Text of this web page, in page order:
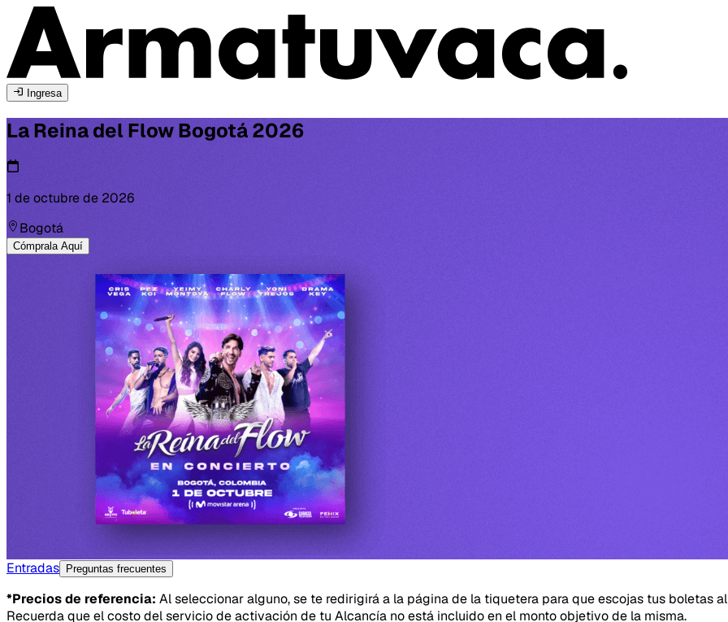
Ingresa
La Reina del FlowBogotá2026
1 de octubre de 2026
Bogotá
Cómprala Aquí
Entradas Preguntas frecuentes
*Precios de referencia: Al seleccionar alguno, se te redirigirá a la página de la tiquetera para que escojas tus boletas
Recuerda que el costo del servicio de activación de tu Alcancía no está incluido en el monto objetivo de la misma.